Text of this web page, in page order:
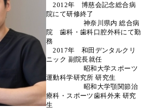
2012年 博慈会記念総合病
院にて研修終了
神奈川県内 総合病
院 歯科・歯科口腔外科にて勤
務
2017年 和田デンタルクリ
ニック 副院長就任
昭和大学スポーツ
運動科学研究所 研究生
昭和大学顎関節治
療科・スポーツ歯科外来 研究
生